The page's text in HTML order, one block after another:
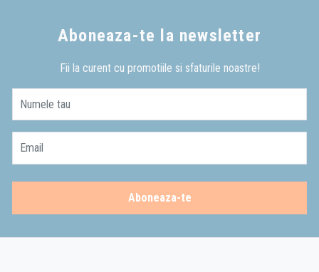
Aboneaza-te la newsletter
Fii la curent cu promotiile si sfaturile noastre!
Numele tau
Email
Aboneaza-te